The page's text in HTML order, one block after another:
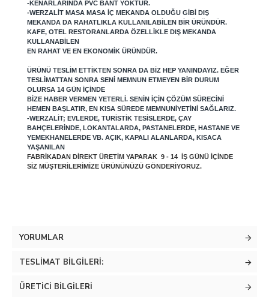
-KENARLARINDA PVC BANT YOKTUR.
-WERZALIT MASA MASA IÇ MEKANDA OLDUĞU GIBI DIŞ
MEKANDA DA RAHATLIKLA KULLANILABILEN BIR ÜRÜNDÜR.
KAFE, OTEL RESTORANLARDA ÖZELLIKLE DIŞ MEKANDA
KULLANABILEN
EN RAHAT VE EN EKONOMIK ÜRÜNDÜR.
ÜRÜNÜ TESLIM ETTIKTEN SONRA DA BIZ HEP YANINDAYIZ. EĞER
TESLIMATTAN SONRA SENI MEMNUN ETMEYEN BIR DURUM
OLURSA 14 GÜN IÇINDE
BIZE HABER VERMEN YETERLI. SENIN IÇIN ÇÖZÜM SÜRECINI
HEMEN BAŞLATIR, EN KISA SÜREDE MEMNUNIYETINI SAĞLARIZ.
-WERZALIT; EVLERDE, TURISTIK TESISLERDE, ÇAY
BAHÇELERINDE, LOKANTALARDA, PASTANELERDE, HASTANE VE
YEMEKHANELERDE VB. AÇIK, KAPALI ALANLARDA, KISACA
YAŞANILAN
FABRIKADAN DIREKT ÜRETIM YAPARAK 9 - 14 IŞ GÜNÜ IÇINDE
SIZ MÜŞTERILERIMIZE ÜRÜNÜNÜZÜ GÖNDERIYORUZ.
YORUMLAR
TESLIMAT BILGILERI:
ÜRETICI BILGILERI